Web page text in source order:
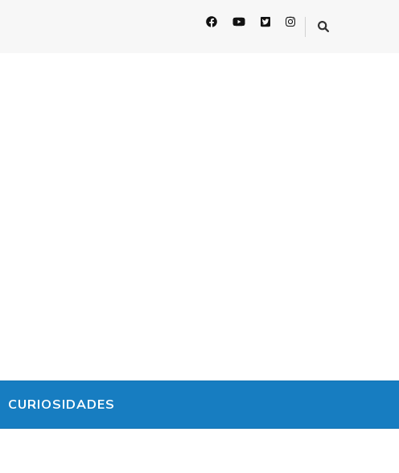
CURIOSIDADES